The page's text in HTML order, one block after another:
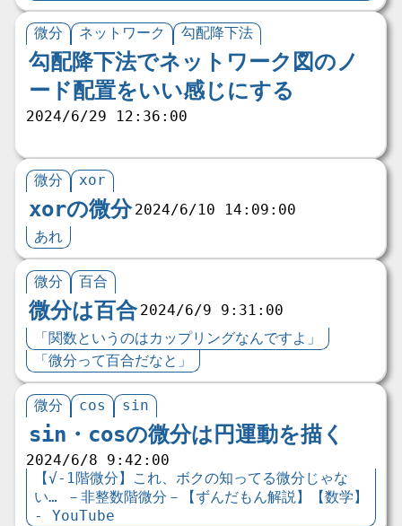
微分 ネットワーク 勾配降下法
勾配降下法でネットワーク図のノ
ード配置をいい感じにする
2024/6/29 12:36:00
微分 xor
xorの微分 2024/6/10 14:09:00
あれ
微分 百合
微分は百合 2024/6/9 9:31:00
「関数というのはカップリングなんですよ」
「微分って百合だなと」
微分 cos sin
sin・cosの微分は円運動を描く
2024/6/8 9:42:00
【√-1階微分】これ、ボクの知ってる微分じゃな
い… －非整数階微分－【ずんだもん解説】【数学】
- YouTube